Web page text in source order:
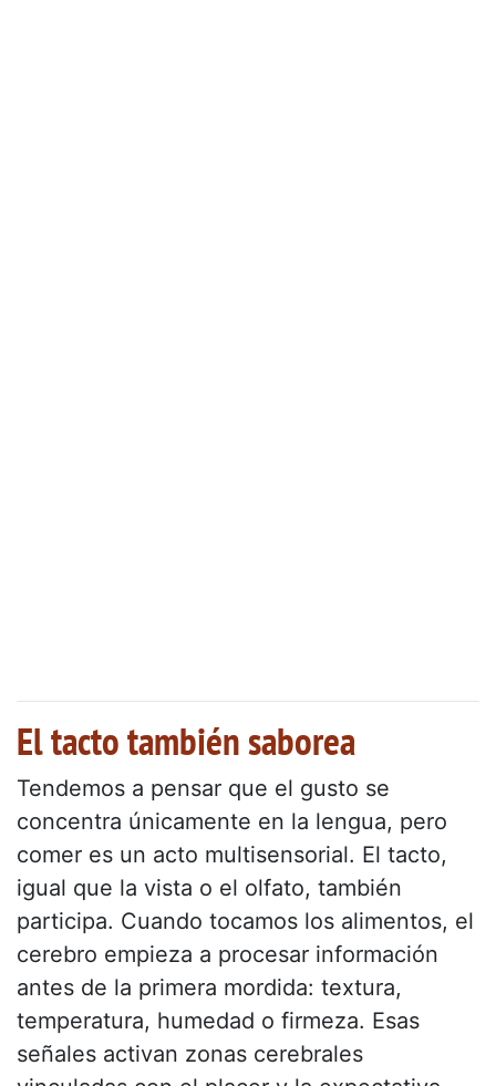
El tacto también saborea
Tendemos a pensar que el gusto se
concentra únicamente en la lengua, pero
comer es un acto multisensorial. El tacto,
igual que la vista o el olfato, también
participa. Cuando tocamos los alimentos, el
cerebro empieza a procesar información
antes de la primera mordida: textura,
temperatura, humedad o firmeza. Esas
señales activan zonas cerebrales